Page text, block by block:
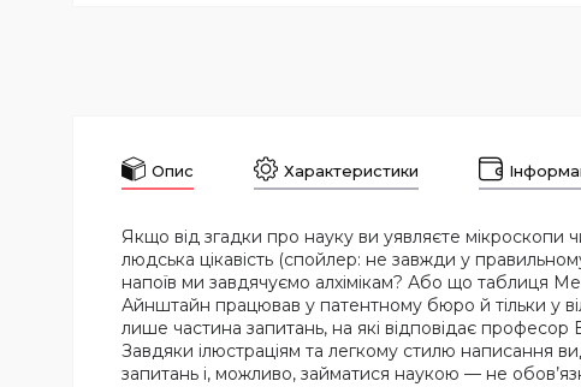
Опис Характеристики
Якщо від згадки про науку ви уявляєте мікроскопи
людська цікавість (спойлер: не завжди у
напоїв ми завдячуємо алхімікам? Або що таблиця
Айнштайн працював у патентному бюро й тільки у
лише частина запитань, на які відповідає професор
Завдяки ілюстраціям та легкому стилю написання
запитань і, можливо, займатися наукою — не